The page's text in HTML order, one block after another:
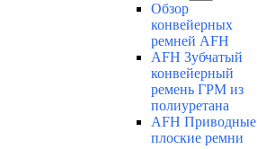
Обзор
конвейерных
ремней AFH
AFH Зубчатый
конвейерный
ремень ГРМ из
полиуретана
AFH Приводные
плоские ремни